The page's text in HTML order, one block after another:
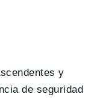
y
de seguridad